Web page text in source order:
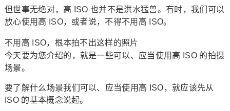
但世事无绝对，高 ISO 也并不是洪水猛兽。有时，我们可以
放心使用高 ISO，或者说，不得不用高 ISO。
不用高 ISO，根本拍不出这样的照片
今天要为您介绍的，就是一些可以、应当使用高 ISO 的拍摄
场景。
要了解什么场景我们可以、应当使用高 ISO，就应该先从
ISO 的基本概念说起。